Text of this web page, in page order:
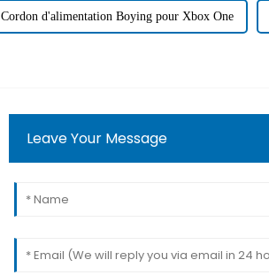
Cordon d'alimentation Boying pour Xbox One
Leave Your Message